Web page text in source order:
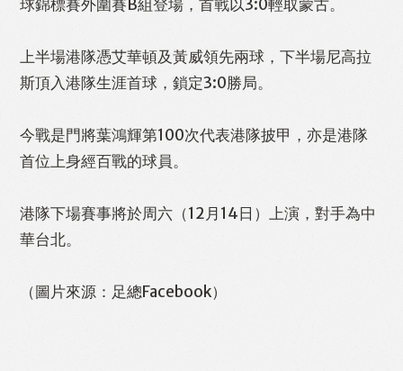
球錦標賽外圍賽B組登場，首戰以3:0輕取蒙古。
上半場港隊憑艾華頓及黃威領先兩球，下半場尼高拉
斯頂入港隊生涯首球，鎖定3:0勝局。
今戰是門將葉鴻輝第100次代表港隊披甲，亦是港隊
首位上身經百戰的球員。
港隊下場賽事將於周六（12月14日）上演，對手為中
華台北。
（圖片來源：足總Facebook）